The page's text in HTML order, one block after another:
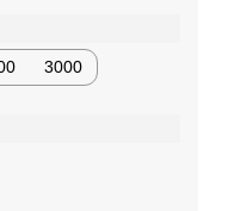
3000